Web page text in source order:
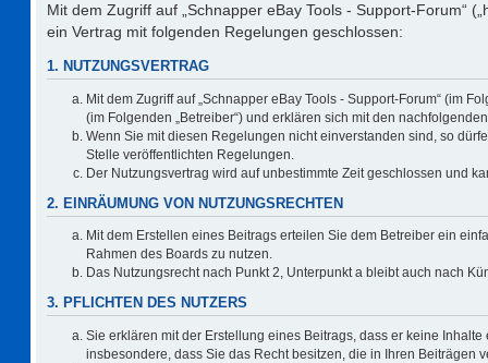
Mit dem Zugriff auf „Schnapper eBay Tools - Support-Forum“
ein Vertrag mit folgenden Regelungen geschlossen:
1. NUTZUNGSVERTRAG
Mit dem Zugriff auf „Schnapper eBay Tools - Support-Forum“ (im
(im Folgenden „Betreiber“) und erklären sich mit den
Wenn Sie mit diesen Regelungen nicht einverstanden sind, so
Stelle veröffentlichten Regelungen.
Der Nutzungsvertrag wird auf unbestimmte Zeit geschlossen und
2. EINRÄUMUNG VON NUTZUNGSRECHTEN
Mit dem Erstellen eines Beitrags erteilen Sie dem Betreiber ein
Rahmen des Boards zu nutzen.
Das Nutzungsrecht nach Punkt 2, Unterpunkt a bleibt auch nach
3. PFLICHTEN DES NUTZERS
Sie erklären mit der Erstellung eines Beitrags, dass er keine
insbesondere, dass Sie das Recht besitzen, die in Ihren Beiträgen